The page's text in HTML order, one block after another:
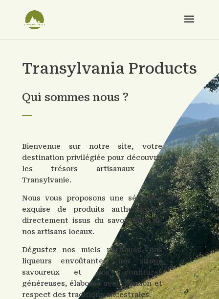
Transylvania Products
Qui sommes nous ?
Bienvenue sur notre site, votre
destination privilégiée pour découvrir
les trésors artisanaux de
Transylvanie.
Nous vous proposons une sélection
exquise de produits authentiques,
directement issus du savoir-faire de
nos artisans locaux.
Dégustez nos miels parfumés, nos
liqueurs envoûtantes, nos sirops
savoureux et nos confitures
généreuses, élaborés avec passion et
respect des traditions ancestrales.